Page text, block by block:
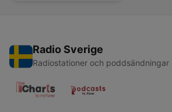
Radio Sverige
Radiostationer och poddsändningar